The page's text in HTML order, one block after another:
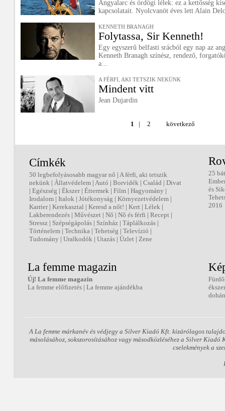
Angyalarc és ördögi lélek: ez a kettősség
kapcsolatait. Nyolcvanöt éves lett Alain
KENNETH BRANAGH
Folytassa, Sir Kenneth!
Egy egyszerű belfasti srácból egy nap az
Kenneth Branagh színész, rendező,
a...
A FÉRFI, AKI TETSZIK NEKÜNK
Mindent vitt
Jean Dujardin
1 | 2 következő
Címkék
50 legbefolyásosabb magyar nő | A férfi, aki tetszik
nekünk | Állatvédelem | Autó | Borvidék | Család | Divat
| Egészség | Ékszer| Éttermek | Film | Hagyomány |
Irodalom | Italok | Jótékonyság | Környezetvédelem |
Karrier| Kerekasztal | Keresd a nőt! | Kert | Lélek |
Lakberendezés | Művészet | Nő | Nő és férfi | Recept |
Stressz | Szépségápolás | Színház | Táplálkozás |
Történelem | Technika | Tehetség | Televízió |
Tudomány | Uralkodók | Utazás | Üzlet | Zene
25
és
2016
La femme magazin
Új! La femme magazin
La femme előfizetés | La femme ajándékba
A La femme márkanév és védjegy a Silver Kiadó Kft. kizárólagos
másolásához, sokszorosításához vagy másodközléséhez a Silver
cselekmények a